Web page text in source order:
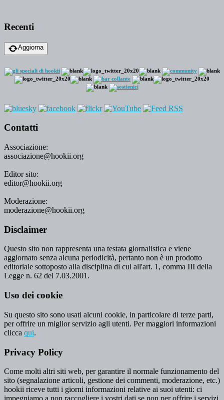
Recenti
Aggiorna
Contatti
Associazione:
associazione@hookii.org
Editor sito:
editor@hookii.org
Moderazione:
moderazione@hookii.org
Disclaimer
Questo sito non rappresenta una testata giornalistica e viene
aggiornato senza alcuna periodicità, pertanto non è un prodotto
editoriale sottoposto alla disciplina di cui all'art. 1, comma III della
Legge n. 62 del 7.03.2001.
Uso dei cookie
Su questo sito sono usati alcuni cookie, in particolare di terze parti,
per offrire un miglior servizio agli utenti. Per maggiori informazioni
clicca qui.
Privacy Policy
Come molti altri siti web, per garantire il normale funzionamento del
sito (segnalazione articoli, gestione dei commenti, moderazione, etc.)
hookii riceve tutti i giorni informazioni relative ai suoi utenti: ci